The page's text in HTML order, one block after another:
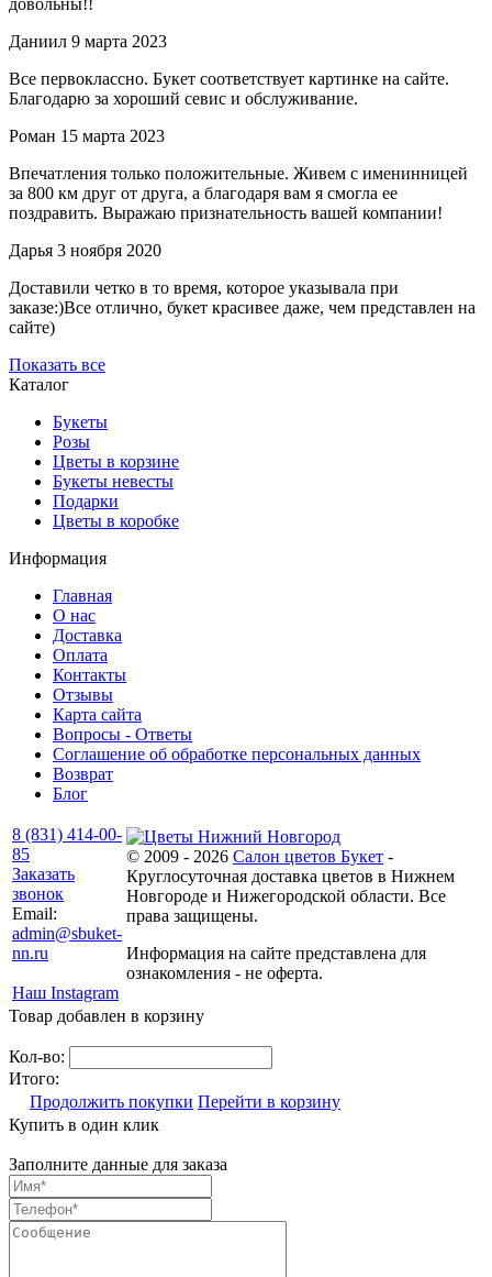
Даниил 9 марта 2023
Все первоклассно. Букет соответствует картинке на сайте.
Благодарю за хороший севис и обслуживание.
Роман 15 марта 2023
Впечатления только положительные. Живем с именинницей
за 800 км друг от друга, а благодаря вам я смогла ее
поздравить. Выражаю признательность вашей компании!
Дарья 3 ноября 2020
Доставили четко в то время, которое указывала при
заказе:)Все отлично, букет красивее даже, чем представлен на
сайте)
Показать все
Каталог
Букеты
Розы
Цветы в корзине
Букеты невесты
Подарки
Цветы в коробке
Информация
Главная
О нас
Доставка
Оплата
Контакты
Отзывы
Карта сайта
Вопросы - Ответы
Соглашение об обработке персональных данных
Возврат
Блог
8 (831) 414-00-
85
Заказать
звонок
Email:
admin@sbuket-
nn.ru
Наш Instagram
© 2009 - 2026 Салон цветов Букет -
Круглосуточная доставка цветов в Нижнем
Новгороде и Нижегородской области. Все
права защищены.
Информация на сайте представлена для
ознакомления - не оферта.
Товар добавлен в корзину
Кол-во:
Итого:
Продолжить покупки Перейти в корзину
Купить в один клик
Заполните данные для заказа